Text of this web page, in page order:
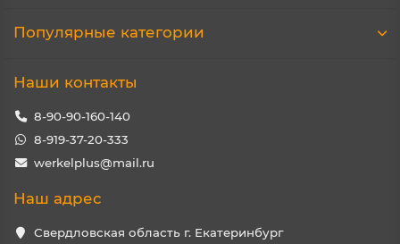
Популярные категории
Наши контакты
8-90-90-160-140
8-919-37-20-333
werkelplus@mail.ru
Наш адрес
Свердловская область г. Екатеринбург